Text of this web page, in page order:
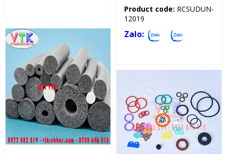
Product code: RCSUDUN-
12019
Zalo:
Dây cao su tròn
Oring silicon